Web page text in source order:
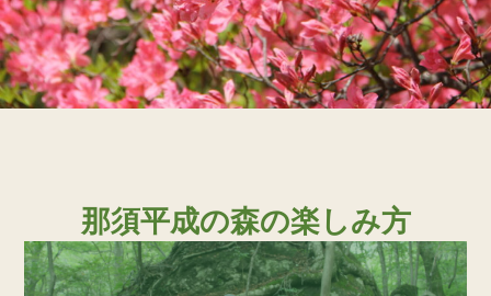
那須平成の森の楽しみ方